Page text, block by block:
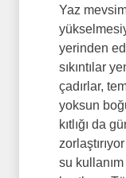
Yaz
yerinden
sıkıntılar
çadırlar,
yoksun
kıtlığı da
su kullanım